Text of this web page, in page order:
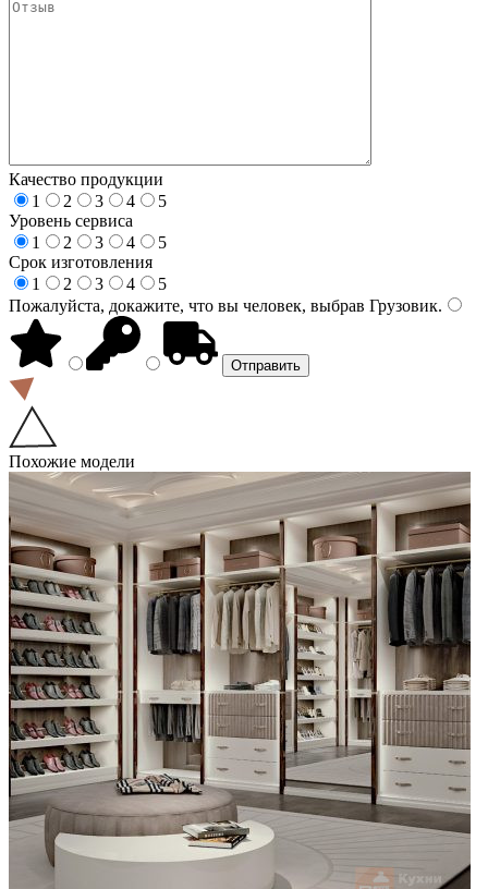
Качество продукции
1
2 3 4
5
Уровень сервиса
1
2 3 4
5
Срок изготовления
1
2 3 4
5
Пожалуйста, докажите, что вы человек, выбрав Грузовик.
Похожие модели